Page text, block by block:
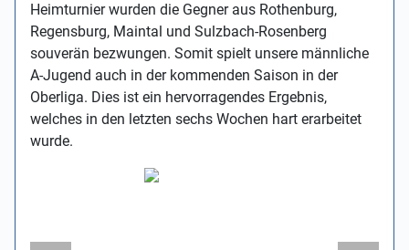
Heimturnier wurden die Gegner aus Rothenburg,
Regensburg, Maintal und Sulzbach-Rosenberg
souverän bezwungen. Somit spielt unsere männliche
A-Jugend auch in der kommenden Saison in der
Oberliga. Dies ist ein hervorragendes Ergebnis,
welches in den letzten sechs Wochen hart erarbeitet
wurde.